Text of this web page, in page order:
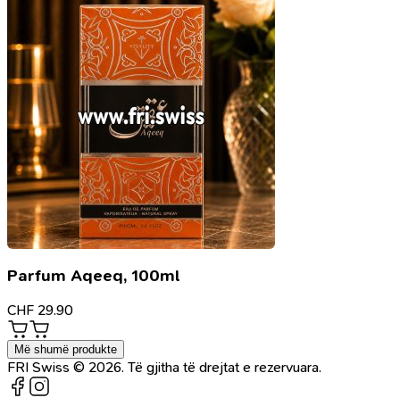
Parfum Aqeeq, 100ml
CHF 29.90
Më shumë produkte
FRI Swiss © 2026. Të gjitha të drejtat e rezervuara.